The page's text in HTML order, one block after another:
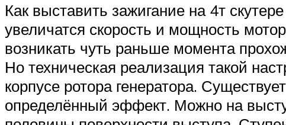
Как выставить зажигание на 4т
увеличатся скорость и мощность
возникать чуть раньше момента
Но техническая реализация такой
корпусе ротора генератора.
определённый эффект. Можно на